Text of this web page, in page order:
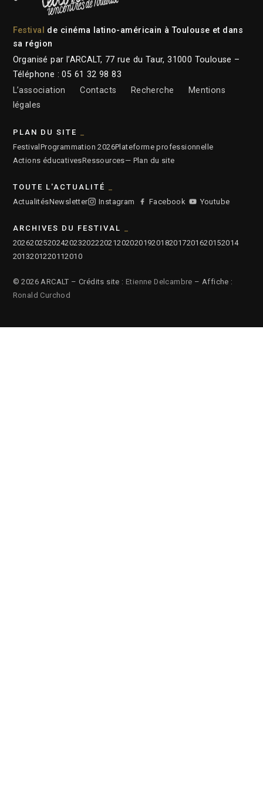
Festival
de cinéma latino-américain à Toulouse et dans
sa région
Organisé par l’ARCALT, 77 rue du Taur, 31000 Toulouse –
Téléphone : 05 61 32 98 83
L’association
Contacts Recherche
Mentions
légales
PLAN DU SITE
Festival Programmation 2026Plateforme professionnelle
Actions éducativesRessources— Plan du site
TOUTE L'ACTUALITÉ
ActualitésNewsletter Instagram Facebook Youtube
ARCHIVES DU FESTIVAL
2026202520242023202220212020201920182017201620152014
2013201220112010
© 2026 ARCALT – Crédits site : Etienne Delcambre – Affiche :
Ronald Curchod